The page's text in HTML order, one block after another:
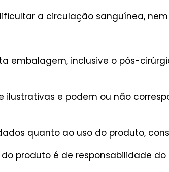
a circulação sanguínea,
embalagem, inclusive o pós-
ilustrativas e podem ou não
quanto ao uso do produto,
produto é de responsabilidade